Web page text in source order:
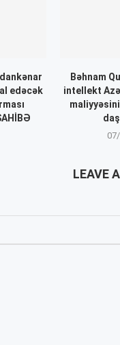
edəcək
Bəhnam
intellekt
LEAVE